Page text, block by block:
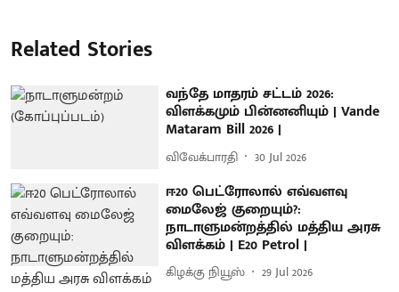
Related Stories
வந்தே மாதரம் சட்டம் 2026:
விளக்கமும் பின்னனியும் | Vande
Mataram Bill 2026 |
விவேக்பாரதி 30 Jul 2026
ஈ20 பெட்ரோலால் எவ்வளவு
மைலேஜ் குறையும்?:
நாடாளுமன்றத்தில் மத்திய அரசு
விளக்கம் | E20 Petrol |
கிழக்கு நியூஸ் 29 Jul 2026